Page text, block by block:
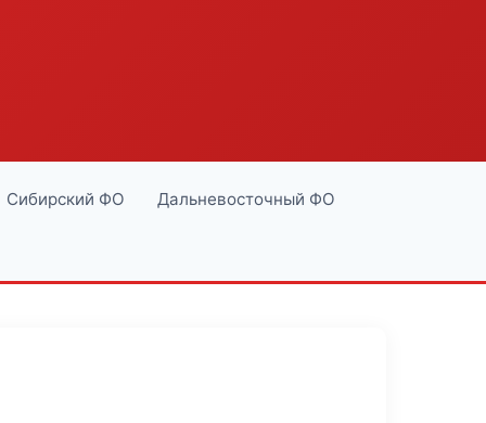
Сибирский ФО Дальневосточный ФО